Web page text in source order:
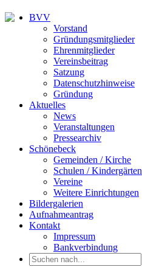
BVV
Vorstand
Gründungsmitglieder
Ehrenmitglieder
Vereinsbeitrag
Satzung
Datenschutzhinweise
Gründung
Aktuelles
News
Veranstaltungen
Pressearchiv
Schönebeck
Gemeinden / Kirche
Schulen / Kindergärten
Vereine
Weitere Einrichtungen
Bildergalerien
Aufnahmeantrag
Kontakt
Impressum
Bankverbindung